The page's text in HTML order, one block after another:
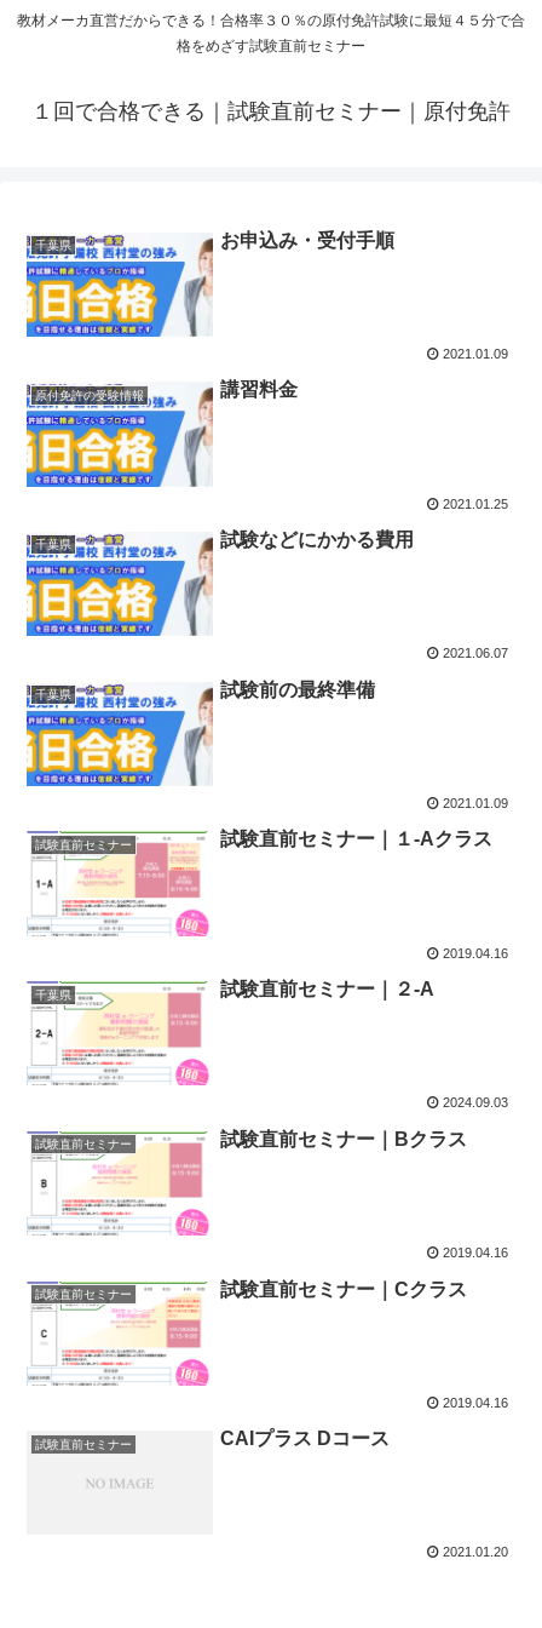
教材メーカ直営だからできる！合格率３０％の原付免許試験に最短４５分で合
格をめざす試験直前セミナー
１回で合格できる｜試験直前セミナー｜原付免許
千葉県 お申込み・受付手順
2021.01.09
原付免許の受験情報 講習料金
2021.01.25
千葉県 試験などにかかる費用
2021.06.07
千葉県 試験前の最終準備
2021.01.09
試験直前セミナー 試験直前セミナー｜１-Aクラス
2019.04.16
千葉県 試験直前セミナー｜２-A
2024.09.03
試験直前セミナー 試験直前セミナー｜Bクラス
2019.04.16
試験直前セミナー 試験直前セミナー｜Cクラス
2019.04.16
試験直前セミナー CAIプラス Dコース
2021.01.20